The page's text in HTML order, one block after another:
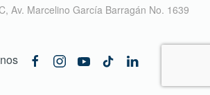
Av. Marcelino García Barragán No. 1639